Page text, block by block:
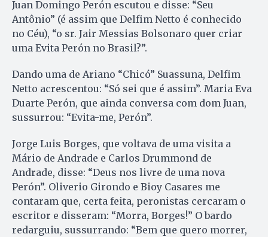
Juan Domingo Perón escutou e disse: “Seu
Antônio” (é assim que Delfim Netto é conhecido
no Céu), “o sr. Jair Messias Bolsonaro quer criar
uma Evita Perón no Brasil?”.
Dando uma de Ariano “Chicó” Suassuna, Delfim
Netto acrescentou: “Só sei que é assim”. Maria Eva
Duarte Perón, que ainda conversa com dom Juan,
sussurrou: “Evita-me, Perón”.
Jorge Luis Borges, que voltava de uma visita a
Mário de Andrade e Carlos Drummond de
Andrade, disse: “Deus nos livre de uma nova
Perón”. Oliverio Girondo e Bioy Casares me
contaram que, certa feita, peronistas cercaram o
escritor e disseram: “Morra, Borges!” O bardo
redarguiu, sussurrando: “Bem que quero morrer,